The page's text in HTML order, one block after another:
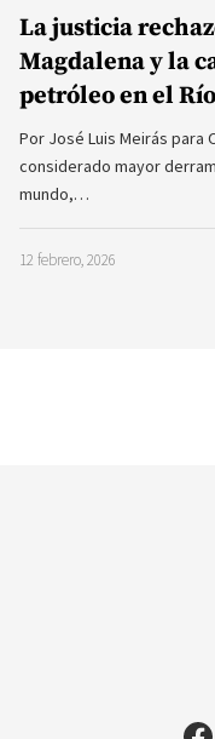
La justicia
Magdalena y la
petróleo en el
Por José Luis Meirás para
considerado mayor
mundo,…
12 febrero, 2026